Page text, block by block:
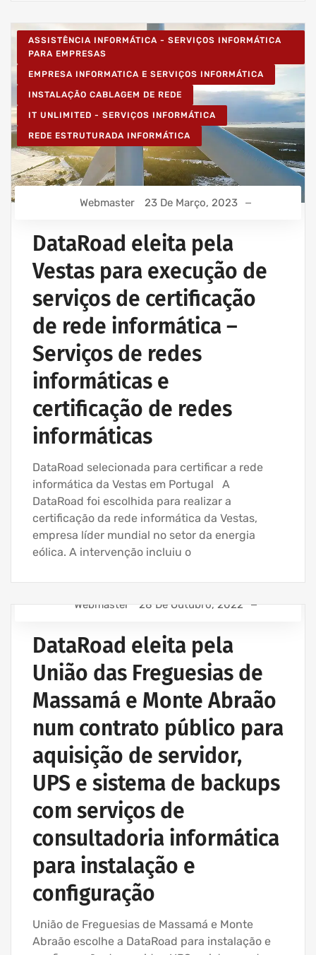
ASSISTÊNCIA INFORMÁTICA - SERVIÇOS INFORMÁTICA
PARA EMPRESAS
EMPRESA INFORMATICA E SERVIÇOS INFORMÁTICA
INSTALAÇÃO CABLAGEM DE REDE
IT UNLIMITED - SERVIÇOS INFORMÁTICA
REDE ESTRUTURADA INFORMÁTICA
Webmaster 23 De Março, 2023
DataRoad eleita pela
Vestas para execução de
serviços de certificação
de rede informática –
Serviços de redes
informáticas e
certificação de redes
informáticas
DataRoad selecionada para certificar a rede
informática da Vestas em Portugal A
DataRoad foi escolhida para realizar a
certificação da rede informática da Vestas,
empresa líder mundial no setor da energia
eólica. A intervenção incluiu o
PARA EMPRESAS
ASSISTÊNCIA INFORMÁTICA E SERVIÇOS IT
EMPRESA ASSISTÊNCIA INFORMÁTICA | SERVIÇOS
EMPRESA INFORMATICA E SERVIÇOS INFORMÁTICA
IT UNLIMITED - SERVIÇOS INFORMÁTICA
Webmaster 28 De Outubro, 2022
DataRoad eleita pela
União das Freguesias de
Massamá e Monte Abraão
num contrato público para
aquisição de servidor,
UPS e sistema de backups
com serviços de
consultadoria informática
para instalação e
configuração
União de Freguesias de Massamá e Monte
Abraão escolhe a DataRoad para instalação e